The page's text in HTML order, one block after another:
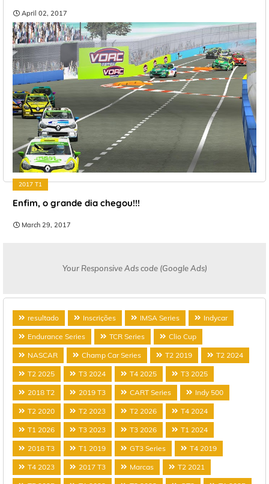
April 02, 2017
2017 T1
Enfim, o grande dia chegou!!!
March 29, 2017
Your Responsive Ads code (Google Ads)
resultado Inscrições IMSA Series Indycar
Endurance Series TCR Series Clio Cup
NASCAR Champ Car Series T2 2019 T2 2024
T2 2025 T3 2024 T4 2025 T3 2025
2018 T2 2019 T3 CART Series Indy 500
T2 2020 T2 2023 T2 2026 T4 2024
T1 2026 T3 2023 T3 2026 T1 2024
2018 T3 T1 2019 GT3 Series T4 2019
T4 2023 2017 T3 Marcas T2 2021